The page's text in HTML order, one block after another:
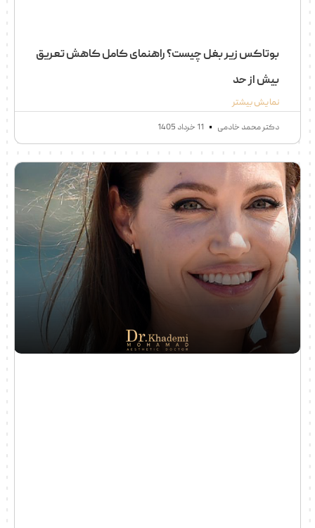
بوتاکس زیر بغل چیست؟ راهنمای کامل کاهش تعریق
بیش از حد
نمایش بیشتر
دکتر محمد خادمی